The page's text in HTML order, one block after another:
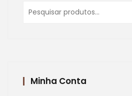
Pesquisar
por:
Minha Conta